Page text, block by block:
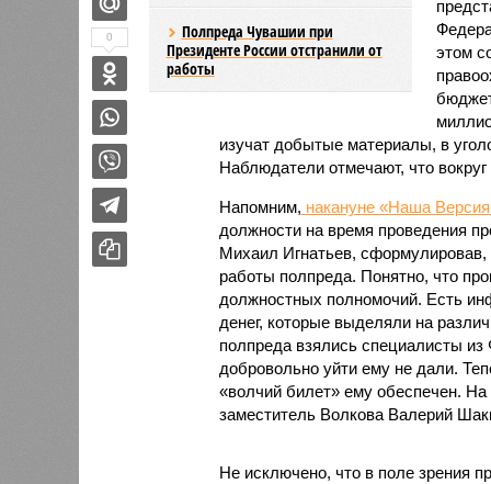
Полпреда Чувашии при
Президенте России отстранили от
работы
этом
изучат добытые материалы, в
Наблюдатели отмечают, что
Напомним, накануне «Наша
должности на время проведения
Михаил Игнатьев, сформулировав,
работы полпреда. Понятно, что
должностных полномочий. Есть
денег, которые выделяли на
полпреда взялись специалисты
добровольно уйти ему не дали.
«волчий билет» ему обеспечен.
заместитель Волкова Валерий
Не исключено, что в поле зрения
0